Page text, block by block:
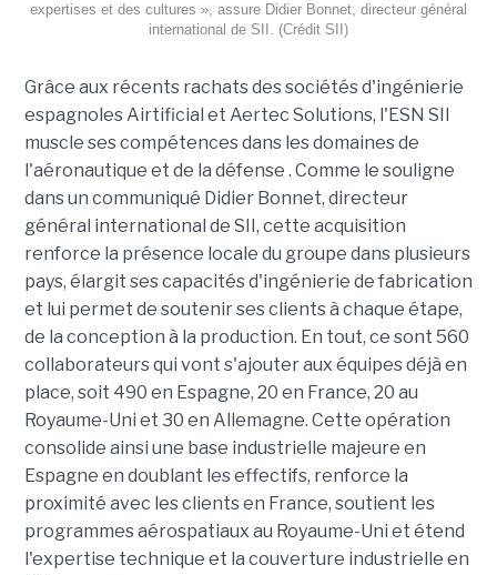
expertises et des cultures », assure Didier Bonnet, directeur général
international de SII. (Crédit SII)
Grâce aux récents rachats des sociétés d'ingénierie
espagnoles Airtificial et Aertec Solutions, l'ESN SII
muscle ses compétences dans les domaines de
l'aéronautique et de la défense . Comme le souligne
dans un communiqué Didier Bonnet, directeur
général international de SII, cette acquisition
renforce la présence locale du groupe dans plusieurs
pays, élargit ses capacités d'ingénierie de fabrication
et lui permet de soutenir ses clients à chaque étape,
de la conception à la production. En tout, ce sont 560
collaborateurs qui vont s'ajouter aux équipes déjà en
place, soit 490 en Espagne, 20 en France, 20 au
Royaume-Uni et 30 en Allemagne. Cette opération
consolide ainsi une base industrielle majeure en
Espagne en doublant les effectifs, renforce la
proximité avec les clients en France, soutient les
programmes aérospatiaux au Royaume-Uni et étend
l'expertise technique et la couverture industrielle en